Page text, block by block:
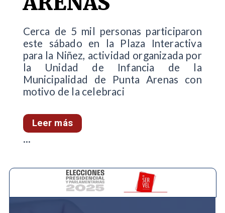
Cerca de 5 mil personas participaron
este sábado en la Plaza Interactiva
para la Niñez, actividad organizada por
la Unidad de Infancia de la
Municipalidad de Punta Arenas con
motivo de la celebraci
Leer más
...